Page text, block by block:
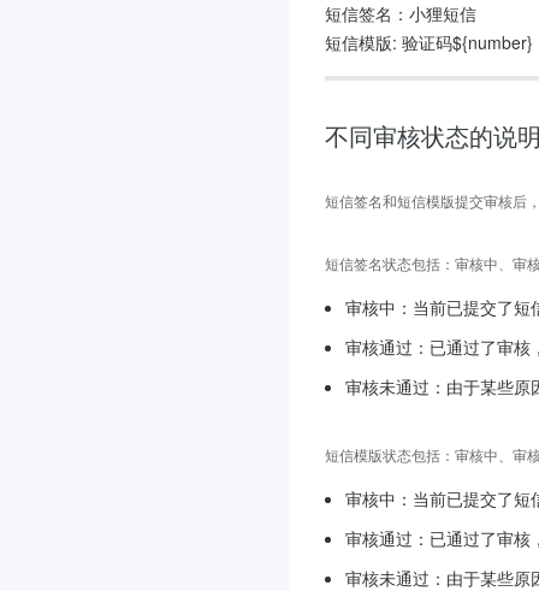
短信签名： 小狸短信
短信模版: 验证码
不同审核状态的说
短信签名和短信模版提交审核后
短信签名状态包括：审核中、审
审核中：当前已提交了短
审核通过：已通过了审核
审核未通过：由于某些原
短信模版状态包括：审核中、审
审核中：当前已提交了短
审核通过：已通过了审核
审核未通过：由于某些原